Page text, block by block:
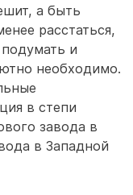
а быть
расстаться,
и
необходимо.
в степи
завода в
в Западной